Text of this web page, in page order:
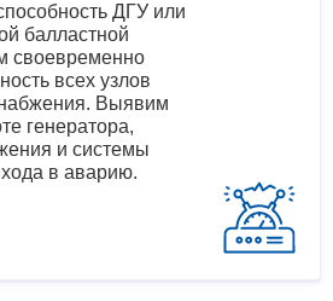
ДГУ или
балластной
своевременно
всех узлов
Выявим
генератора,
и системы
в аварию.